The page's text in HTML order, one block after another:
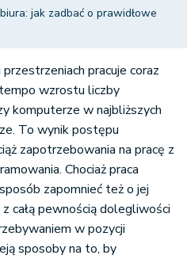
jak zadbać o prawidłowe
pracuje coraz
wzrostu liczby
komputerze w najbliższych
To wynik postępu
zapotrzebowania na pracę z
Chociaż praca
zapomnieć też o jej
całą pewnością dolegliwości
w pozycji
sposoby na to, by